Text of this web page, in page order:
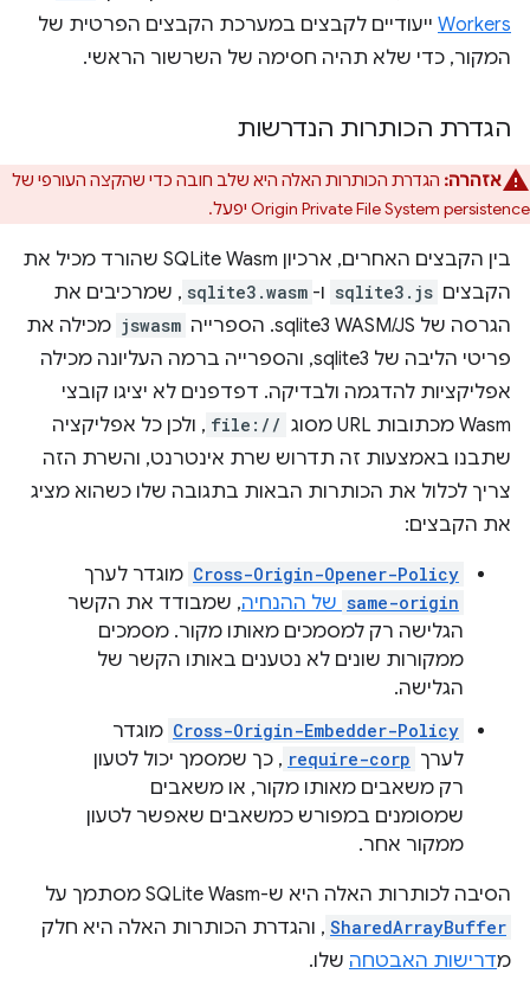
Workers ייעודיים לקבצים במערכת הקבצים הפרטית של
המקור, כדי שלא תהיה חסימה של השרשור הראשי.
הגדרת הכותרות הנדרשות
אזהרה: הגדרת הכותרות האלה היא שלב חובה כדי שהקצה העורפי של
Origin Private File System persistence יפעל.
בין הקבצים האחרים, ארכיון SQLite Wasm שהורד מכיל את
הקבצים sqlite3.js ו- sqlite3.wasm , שמרכיבים את
הגרסה של sqlite3 WASM/JS. הספרייה
jswasm מכילה את
פריטי הליבה של sqlite3, והספרייה ברמה העליונה מכילה
אפליקציות להדגמה ולבדיקה. דפדפנים לא יציגו קובצי
Wasm מכתובות URL מסוג
file:// , ולכן כל אפליקציה
שתבנו באמצעות זה תדרוש שרת אינטרנט, והשרת הזה
צריך לכלול את הכותרות הבאות בתגובה שלו כשהוא מציג
את הקבצים:
Cross-Origin-Opener-Policy מוגדר לערך
same-origin של ההנחיה, שמבודד את הקשר
הגלישה רק למסמכים מאותו מקור. מסמכים
ממקורות שונים לא נטענים באותו הקשר של
הגלישה.
Cross-Origin-Embedder-Policy מוגדר
לערך require-corp , כך שמסמך יכול לטעון
רק משאבים מאותו מקור, או משאבים
שמסומנים במפורש כמשאבים שאפשר לטעון
ממקור אחר.
הסיבה לכותרות האלה היא ש-SQLite Wasm מסתמך על
SharedArrayBuffer , והגדרת הכותרות האלה היא חלק
מדרישות האבטחה שלו.